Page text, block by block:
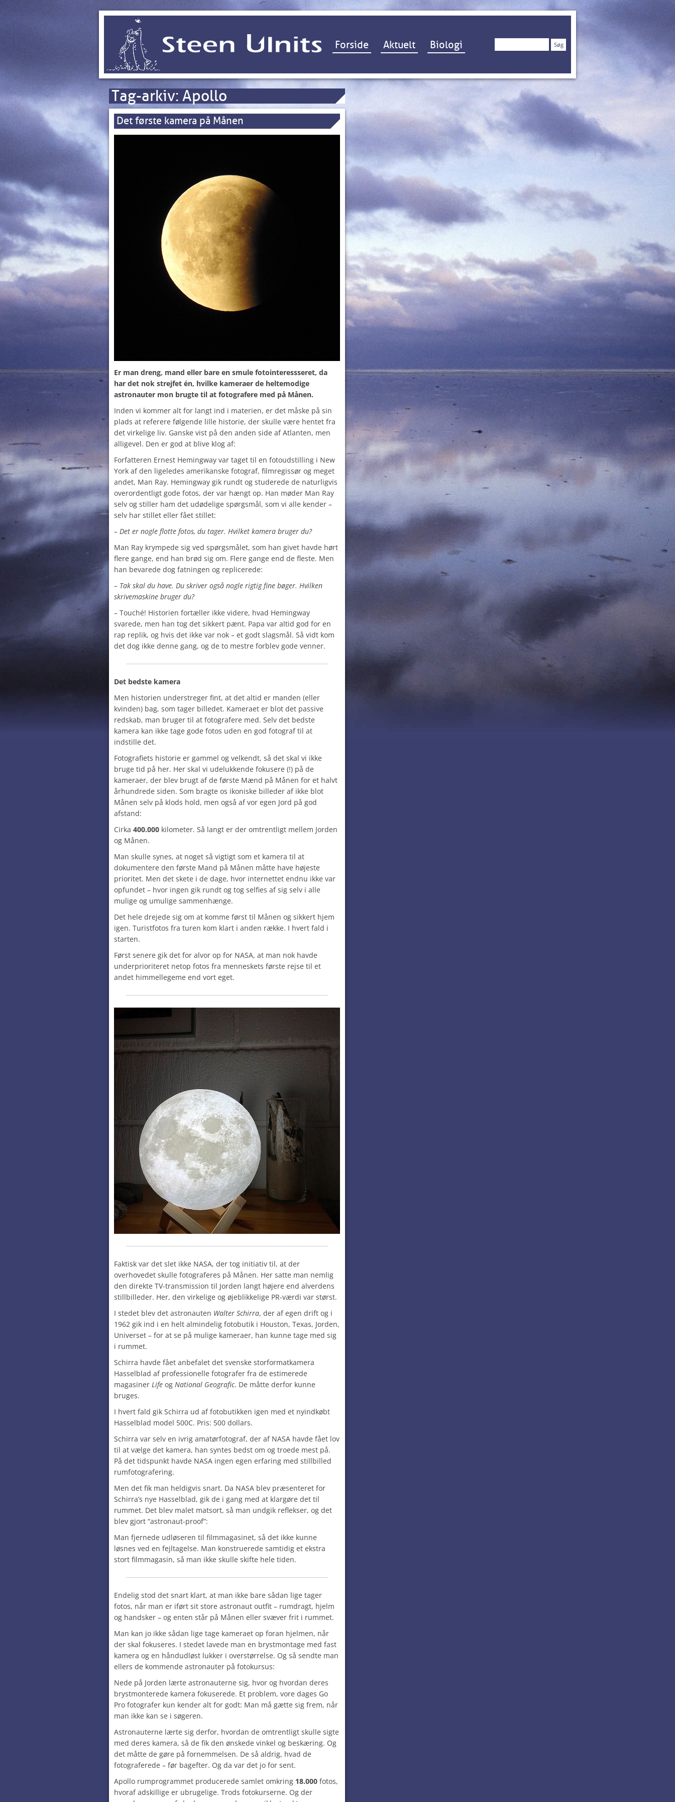
Hop til indhold
Forside Aktuelt Biologi Søg
Tag-arkiv: Apollo
Det første kamera på Månen
Er man dreng, mand eller bare en smule fotointeressseret, da
har det nok strejfet én, hvilke kameraer de heltemodige
astronauter mon brugte til at fotografere med på Månen.
Inden vi kommer alt for langt ind i materien, er det måske på sin
plads at referere følgende lille historie, der skulle være hentet fra
det virkelige liv. Ganske vist på den anden side af Atlanten, men
alligevel. Den er god at blive klog af:
Forfatteren Ernest Hemingway var taget til en fotoudstilling i New
York af den ligeledes amerikanske fotograf, filmregissør og meget
andet, Man Ray. Hemingway gik rundt og studerede de naturligvis
overordentligt gode fotos, der var hængt op. Han møder Man Ray
selv og stiller ham det udødelige spørgsmål, som vi alle kender –
selv har stillet eller fået stillet:
– Det er nogle flotte fotos, du tager. Hvilket kamera bruger du?
Man Ray krympede sig ved spørgsmålet, som han givet havde hørt
flere gange, end han brød sig om. Flere gange end de fleste. Men
han bevarede dog fatningen og replicerede:
– Tak skal du have. Du skriver også nogle rigtig fine bøger. Hvilken
skrivemaskine bruger du?
– Touché! Historien fortæller ikke videre, hvad Hemingway
svarede, men han tog det sikkert pænt. Papa var altid god for en
rap replik, og hvis det ikke var nok – et godt slagsmål. Så vidt kom
det dog ikke denne gang, og de to mestre forblev gode venner.
Det bedste kamera
Men historien understreger fint, at det altid er manden (eller
kvinden) bag, som tager billedet. Kameraet er blot det passive
redskab, man bruger til at fotografere med. Selv det bedste
kamera kan ikke tage gode fotos uden en god fotograf til at
indstille det.
Fotografiets historie er gammel og velkendt, så det skal vi ikke
bruge tid på her. Her skal vi udelukkende fokusere (!) på de
kameraer, der blev brugt af de første Mænd på Månen for et halvt
århundrede siden. Som bragte os ikoniske billeder af ikke blot
Månen selv på klods hold, men også af vor egen Jord på god
afstand:
Cirka 400.000 kilometer. Så langt er der omtrentligt mellem Jorden
og Månen.
Man skulle synes, at noget så vigtigt som et kamera til at
dokumentere den første Mand på Månen måtte have højeste
prioritet. Men det skete i de dage, hvor internettet endnu ikke var
opfundet – hvor ingen gik rundt og tog selfies af sig selv i alle
mulige og umulige sammenhænge.
Det hele drejede sig om at komme først til Månen og sikkert hjem
igen. Turistfotos fra turen kom klart i anden række. I hvert fald i
starten.
Først senere gik det for alvor op for NASA, at man nok havde
underprioriteret netop fotos fra menneskets første rejse til et
andet himmellegeme end vort eget.
Faktisk var det slet ikke NASA, der tog initiativ til, at der
overhovedet skulle fotograferes på Månen. Her satte man nemlig
den direkte TV-transmission til Jorden langt højere end alverdens
stillbilleder. Her, den virkelige og øjeblikkelige PR-værdi var størst.
I stedet blev det astronauten Walter Schirra, der af egen drift og i
1962 gik ind i en helt almindelig fotobutik i Houston, Texas, Jorden,
Universet – for at se på mulige kameraer, han kunne tage med sig
i rummet.
Schirra havde fået anbefalet det svenske storformatkamera
Hasselblad af professionelle fotografer fra de estimerede
magasiner Life og National Geografic. De måtte derfor kunne
bruges.
I hvert fald gik Schirra ud af fotobutikken igen med et nyindkøbt
Hasselblad model 500C. Pris: 500 dollars.
Schirra var selv en ivrig amatørfotograf, der af NASA havde fået lov
til at vælge det kamera, han syntes bedst om og troede mest på.
På det tidspunkt havde NASA ingen egen erfaring med stillbilled
rumfotografering.
Men det fik man heldigvis snart. Da NASA blev præsenteret for
Schirra’s nye Hasselblad, gik de i gang med at klargøre det til
rummet. Det blev malet matsort, så man undgik reflekser, og det
blev gjort “astronaut-proof”:
Man fjernede udløseren til filmmagasinet, så det ikke kunne
løsnes ved en fejltagelse. Man konstruerede samtidig et ekstra
stort filmmagasin, så man ikke skulle skifte hele tiden.
Endelig stod det snart klart, at man ikke bare sådan lige tager
fotos, når man er iført sit store astronaut outfit – rumdragt, hjelm
og handsker – og enten står på Månen eller svæver frit i rummet.
Man kan jo ikke sådan lige tage kameraet op foran hjelmen, når
der skal fokuseres. I stedet lavede man en brystmontage med fast
kamera og en håndudløst lukker i overstørrelse. Og så sendte man
ellers de kommende astronauter på fotokursus:
Nede på Jorden lærte astronauterne sig, hvor og hvordan deres
brystmonterede kamera fokuserede. Et problem, vore dages Go
Pro fotografer kun kender alt for godt: Man må gætte sig frem, når
man ikke kan se i søgeren.
Astronauterne lærte sig derfor, hvordan de omtrentligt skulle sigte
med deres kamera, så de fik den ønskede vinkel og beskæring. Og
det måtte de gøre på fornemmelsen. De så aldrig, hvad de
fotograferede – før bagefter. Og da var det jo for sent.
Apollo rumprogrammet producerede samlet omkring 18.000 fotos,
hvoraf adskillige er ubrugelige. Trods fotokurserne. Og der